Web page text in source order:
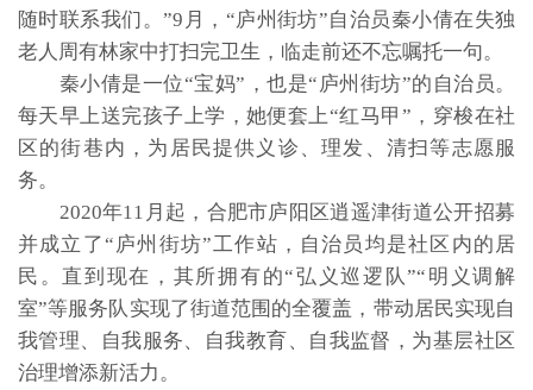
随时联系我们。”9月，“庐州街坊”自治员秦小倩在失独
老人周有林家中打扫完卫生，临走前还不忘嘱托一句。
秦小倩是一位“宝妈”，也是“庐州街坊”的自治员。
每天早上送完孩子上学，她便套上“红马甲”，穿梭在社
区的街巷内，为居民提供义诊、理发、清扫等志愿服
务。
2020年11月起，合肥市庐阳区逍遥津街道公开招募
并成立了“庐州街坊”工作站，自治员均是社区内的居
民。直到现在，其所拥有的“弘义巡逻队”“明义调解
室”等服务队实现了街道范围的全覆盖，带动居民实现自
我管理、自我服务、自我教育、自我监督，为基层社区
治理增添新活力。